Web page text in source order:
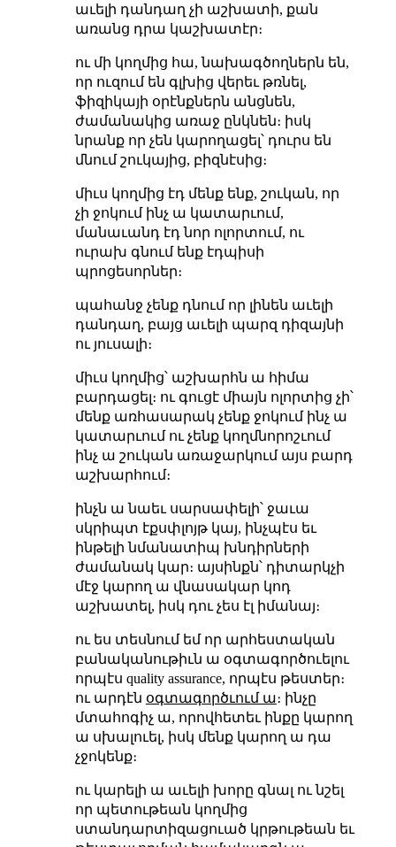
աւելի դանդաղ չի աշխատի, քան
առանց դրա կաշխատէր։
ու մի կողմից հա, նախագծողներն են,
որ ուզում են գլխից վերեւ թռնել,
ֆիզիկայի օրէնքներն անցնեն,
ժամանակից առաջ ընկնեն։ իսկ
նրանք որ չեն կարողացել՝ դուրս են
մնում շուկայից, բիզնէսից։
միւս կողմից էդ մենք ենք, շուկան, որ
չի ջոկում ինչ ա կատարւում,
մանաւանդ էդ նոր ոլորտում, ու
ուրախ գնում ենք էդպիսի
պրոցեսորներ։
պահանջ չենք դնում որ լինեն աւելի
դանդաղ, բայց աւելի պարզ դիզայնի
ու յուսալի։
միւս կողմից՝ աշխարհն ա հիմա
բարդացել։ ու գուցէ միայն ոլորտից չի՝
մենք առհասարակ չենք ջոկում ինչ ա
կատարւում ու չենք կողմնորոշւում
ինչ ա շուկան առաջարկում այս բարդ
աշխարհում։
ինչն ա նաեւ սարսափելի՝ ջաւա
սկրիպտ էքսփլոյթ կայ, ինչպէս եւ
ինթելի նմանատիպ խնդիրների
ժամանակ կար։ այսինքն՝ դիտարկչի
մէջ կարող ա վնասակար կոդ
աշխատել, իսկ դու չես էլ իմանայ։
ու ես տեսնում եմ որ արհեստական
բանականութիւն ա օգտագործուելու
որպէս quality assurance, որպէս թեստեր։
ու արդէն օգտագործւում ա։ ինչը
մտահոգիչ ա, որովհետեւ ինքը կարող
ա սխալուել, իսկ մենք կարող ա դա
չջոկենք։
ու կարելի ա աւելի խորը գնալ ու նշել
որ պետութեան կողմից
ստանդարտիզացուած կրթութեան եւ